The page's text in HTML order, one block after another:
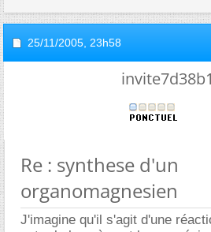
25/11/2005, 23h58
Re : synthese d'un
organomagnesien
J'imagine qu'il s'agit d'une